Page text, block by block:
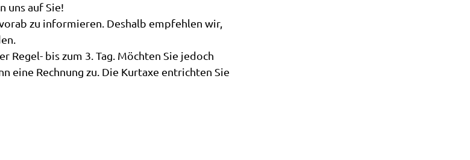
uns auf Sie!
zu informieren. Deshalb empfehlen wir,
bis zum 3. Tag. Möchten Sie jedoch
eine Rechnung zu. Die Kurtaxe entrichten Sie